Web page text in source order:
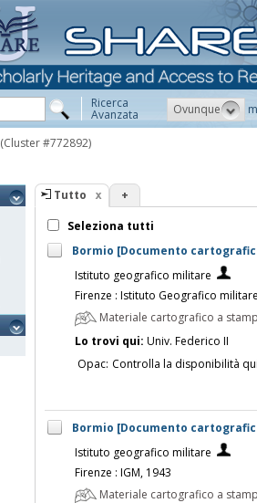
Ricerca
Avanzata Ovunque
(Cluster #772892)
Tutto +
Seleziona tutti
Bormio [Documento
Istituto geografico militare
Firenze : Istituto Geografico
Materiale cartografico a
Lo trovi qui: Univ. Federico II
Opac: Controlla la disponibilità
Bormio [Documento
Istituto geografico militare
Firenze : IGM, 1943
Materiale cartografico a